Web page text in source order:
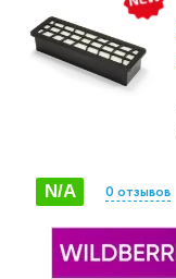
N/A 0 отзывов